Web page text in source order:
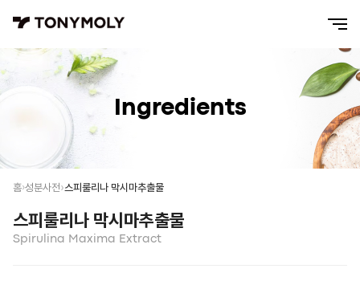
Ingredients
홈 성분사전 스피룰리나 막시마추출물
스피룰리나 막시마추출물
Spirulina Maxima Extract